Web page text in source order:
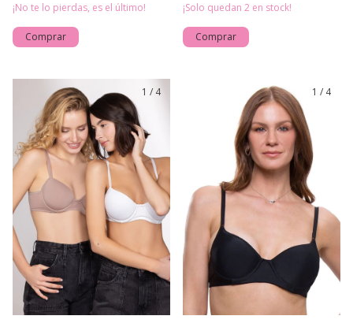
¡No te lo pierdas, es el último!
Comprar
¡Solo quedan 2 en stock!
Comprar
1 / 4 1 / 4